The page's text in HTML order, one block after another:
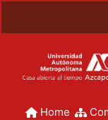
Home